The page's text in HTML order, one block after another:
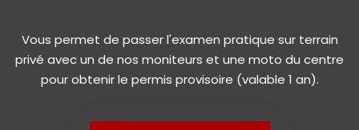
Vous permet de passer l'examen pratique sur terrain
privé avec un de nos moniteurs et une moto du centre
pour obtenir le permis provisoire (valable 1 an).